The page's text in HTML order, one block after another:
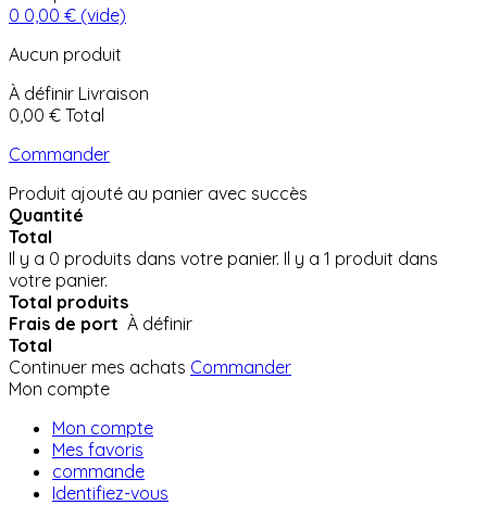
0 0,00 € (vide)
Aucun produit
À définir Livraison
0,00 € Total
Commander
Produit ajouté au panier avec succès
Quantité
Total
Il y a 0 produits dans votre panier. Il y a 1 produit dans
votre panier.
Total produits
Frais de port À définir
Total
Continuer mes achats Commander
Mon compte
Mon compte
Mes favoris
commande
Identifiez-vous